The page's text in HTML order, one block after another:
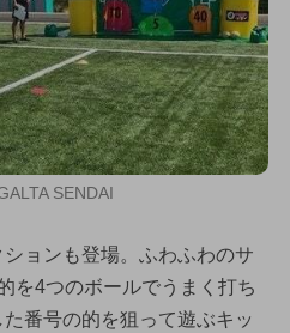
SENDAI
ョンも登場。ふわふわのサ
を4つのボールでうまく打ち
番号の的を狙って遊ぶキッ